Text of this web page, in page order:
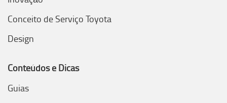
Conceito de Serviço Toyota
Design
Conteúdos e Dicas
Guias